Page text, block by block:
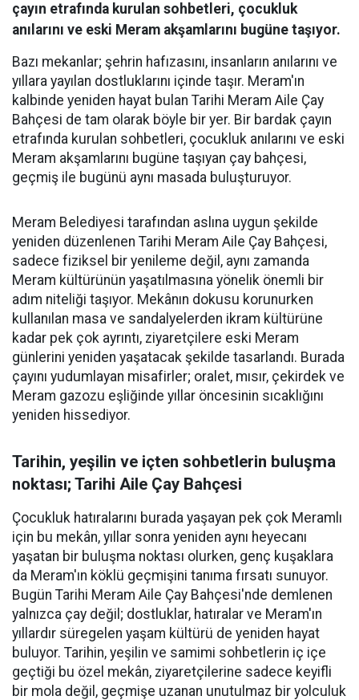
çayın etrafında kurulan sohbetleri, çocukluk
anılarını ve eski Meram akşamlarını bugüne taşıyor.
Bazı mekanlar; şehrin hafızasını, insanların anılarını ve
yıllara yayılan dostluklarını içinde taşır. Meram'ın
kalbinde yeniden hayat bulan Tarihi Meram Aile Çay
Bahçesi de tam olarak böyle bir yer. Bir bardak çayın
etrafında kurulan sohbetleri, çocukluk anılarını ve eski
Meram akşamlarını bugüne taşıyan çay bahçesi,
geçmiş ile bugünü aynı masada buluşturuyor.
Meram Belediyesi tarafından aslına uygun şekilde
yeniden düzenlenen Tarihi Meram Aile Çay Bahçesi,
sadece fiziksel bir yenileme değil, aynı zamanda
Meram kültürünün yaşatılmasına yönelik önemli bir
adım niteliği taşıyor. Mekânın dokusu korunurken
kullanılan masa ve sandalyelerden ikram kültürüne
kadar pek çok ayrıntı, ziyaretçilere eski Meram
günlerini yeniden yaşatacak şekilde tasarlandı. Burada
çayını yudumlayan misafirler; oralet, mısır, çekirdek ve
Meram gazozu eşliğinde yıllar öncesinin sıcaklığını
yeniden hissediyor.
Tarihin, yeşilin ve içten sohbetlerin buluşma
noktası; Tarihi Aile Çay Bahçesi
Çocukluk hatıralarını burada yaşayan pek çok Meramlı
için bu mekân, yıllar sonra yeniden aynı heyecanı
yaşatan bir buluşma noktası olurken, genç kuşaklara
da Meram'ın köklü geçmişini tanıma fırsatı sunuyor.
Bugün Tarihi Meram Aile Çay Bahçesi'nde demlenen
yalnızca çay değil; dostluklar, hatıralar ve Meram'ın
yıllardır süregelen yaşam kültürü de yeniden hayat
buluyor. Tarihin, yeşilin ve samimi sohbetlerin iç içe
geçtiği bu özel mekân, ziyaretçilerine sadece keyifli
bir mola değil, geçmişe uzanan unutulmaz bir yolculuk